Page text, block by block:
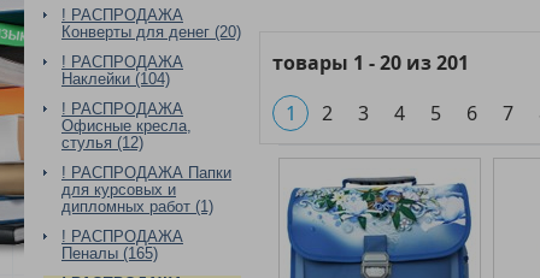
! РАСПРОДАЖА
Конверты для денег (20)
! РАСПРОДАЖА
Наклейки (104)
! РАСПРОДАЖА
Офисные кресла,
стулья (12)
! РАСПРОДАЖА Папки
для курсовых и
дипломных работ (1)
! РАСПРОДАЖА
Пеналы (165)
товары 1 -20 из201
1
2 3 4 5 6 7